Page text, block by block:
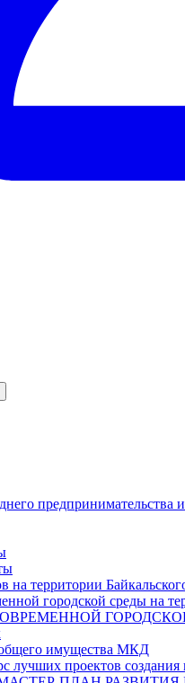
предпринимательства
на территории
городской среды на
имущества МКД
лучших проектов